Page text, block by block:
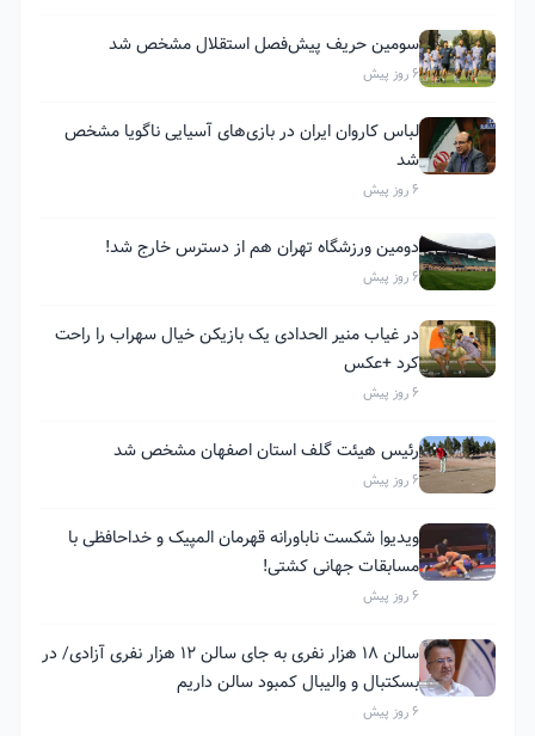
سومین حریف پیش‌فصل استقلال مشخص شد
6 روز پیش
لباس کاروان ایران در بازی‌های آسیایی ناگویا مشخص
شد
6 روز پیش
دومین ورزشگاه تهران هم از دسترس خارج شد!
6 روز پیش
در غیاب منیر الحدادی یک بازیکن خیال سهراب را راحت
کرد +عکس
6 روز پیش
رئیس هیئت گلف استان اصفهان مشخص شد
6 روز پیش
ویدیو| شکست ناباورانه قهرمان المپیک و خداحافظی با
مسابقات جهانی کشتی!
6 روز پیش
سالن ۱۸ هزار نفری به جای سالن ۱۲ هزار نفری آزادی/ در
بسکتبال و والیبال کمبود سالن داریم
6 روز پیش